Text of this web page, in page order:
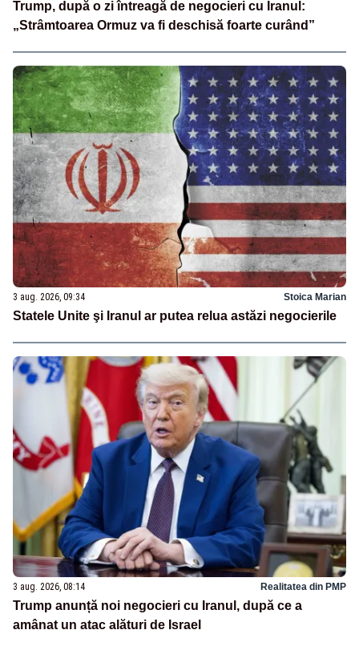
Trump, după o zi întreagă de negocieri cu Iranul:
„Strâmtoarea Ormuz va fi deschisă foarte curând”
3 aug. 2026, 09:34 Stoica Marian
Statele Unite şi Iranul ar putea relua astăzi negocierile
3 aug. 2026, 08:14 Realitatea din PMP
Trump anunță noi negocieri cu Iranul, după ce a
amânat un atac alături de Israel